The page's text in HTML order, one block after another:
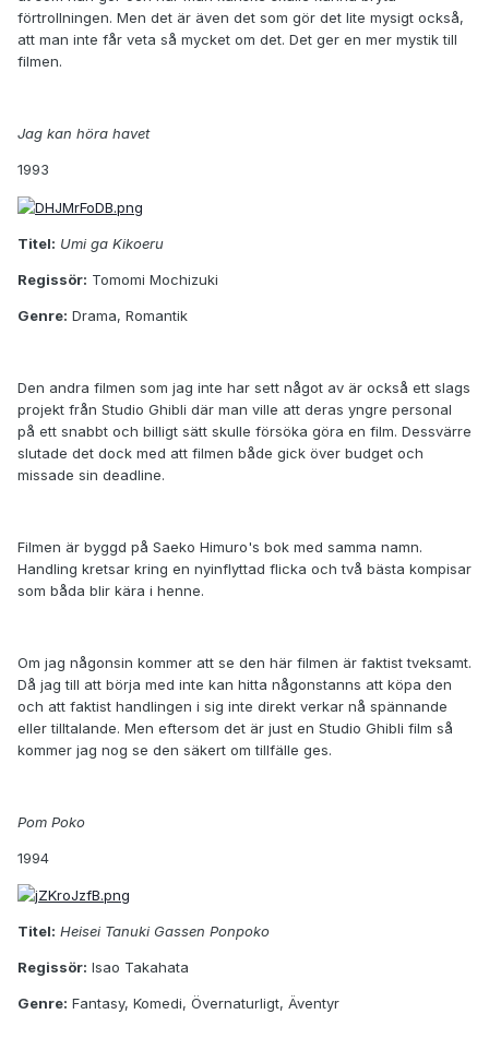
förtrollningen. Men det är även det som gör det lite mysigt också,
att man inte får veta så mycket om det. Det ger en mer mystik till
filmen.
Jag kan höra havet
1993
Titel: Umi ga Kikoeru
Regissör: Tomomi Mochizuki
Genre: Drama, Romantik
Den andra filmen som jag inte har sett något av är också ett slags
projekt från Studio Ghibli där man ville att deras yngre personal
på ett snabbt och billigt sätt skulle försöka göra en film. Dessvärre
slutade det dock med att filmen både gick över budget och
missade sin deadline.
Filmen är byggd på Saeko Himuro's bok med samma namn.
Handling kretsar kring en nyinflyttad flicka och två bästa kompisar
som båda blir kära i henne.
Om jag någonsin kommer att se den här filmen är faktist tveksamt.
Då jag till att börja med inte kan hitta någonstanns att köpa den
och att faktist handlingen i sig inte direkt verkar nå spännande
eller tilltalande. Men eftersom det är just en Studio Ghibli film så
kommer jag nog se den säkert om tillfälle ges.
Pom Poko
1994
Titel: Heisei Tanuki Gassen Ponpoko
Regissör: Isao Takahata
Genre: Fantasy, Komedi, Övernaturligt, Äventyr